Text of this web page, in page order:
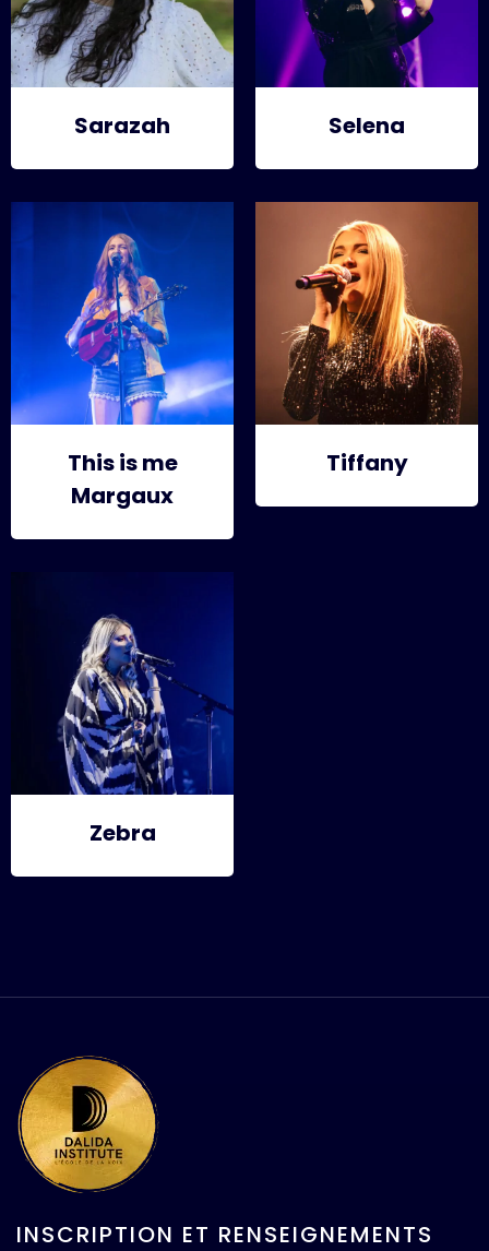
Sarazah Selena
This is me
Margaux
Tiffany
Zebra
INSCRIPTION ET RENSEIGNEMENTS